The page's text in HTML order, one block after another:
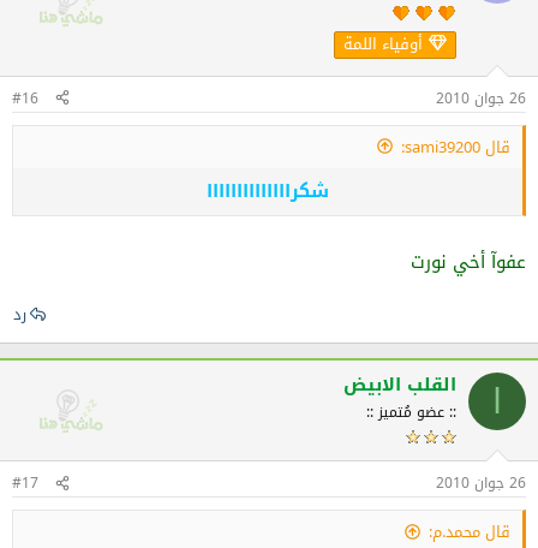
أوفياء اللمة
26 جوان 2010 #16
قال sami39200:
شكراااااااااااااا
عفوآ أخي نورت
رد
القلب الابيض
:: عضو مُتميز ::
26 جوان 2010 #17
قال محمد.م: